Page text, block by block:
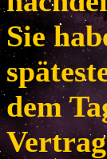
Sie
dem